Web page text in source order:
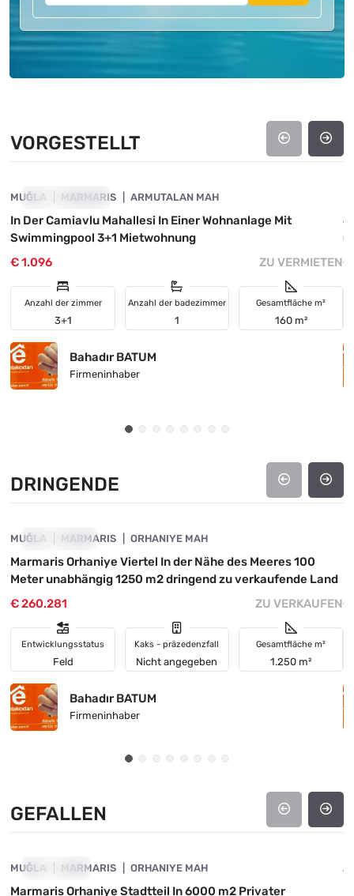
VORGESTELLT
VORGESTELLT
MUĞLA MARMARIS ARMUTALAN MAH
In Der Camiavlu Mahallesi In Einer Wohnanlage Mit
Swimmingpool 3+1 Mietwohnung
€ 1.096
ZU VERMIETEN
Anzahl der zimmer
3+1
Anzahl der badezimmer
1
Gesamtfläche m²
160 m²
Bahadır BATUM
Firmeninhaber
€
DRINGENDE
DRINGENDE
MUĞLA MARMARIS ORHANIYE MAH
Marmaris Orhaniye Viertel In der Nähe des Meeres 100
Meter unabhängig 1250 m2 dringend zu verkaufende Land
€ 260.281
ZU VERKAUFEN
Entwicklungsstatus
Feld
Kaks - präzedenzfall
Nicht angegeben
Gesamtfläche m²
1.250 m²
Bahadır BATUM
Firmeninhaber
€
GEFALLEN
GEFALLEN
MUĞLA MARMARIS ORHANIYE MAH
Marmaris Orhaniye Stadtteil In 6000 m2 Privater